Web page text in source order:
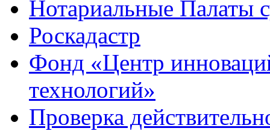
Нотариальные Палаты
Роскадастр
Фонд «Центр
технологий»
Проверка